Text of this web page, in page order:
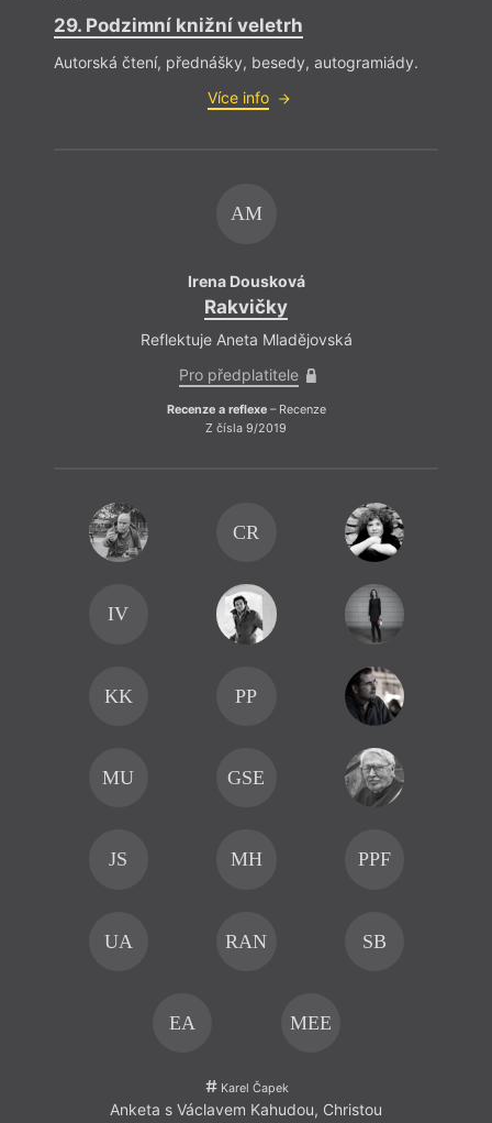
29. Podzimní knižní veletrh
Autorská čtení, přednášky, besedy, autogramiády.
Více info
AM
Irena Dousková
Rakvičky
Reflektuje Aneta Mladějovská
Pro předplatitele
Recenze a reflexe– Recenze
Z čísla 9/2019
CR
IV
KK PP
MU GSE
JS MH PPF
UA RAN SB
EA MEE
Karel Čapek
Anketa s Václavem Kahudou, Christou